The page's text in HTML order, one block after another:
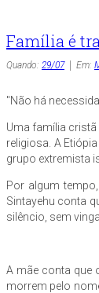
Família é
Quando: 29/07 Em:
"Não há
Uma família
religiosa. A
grupo extremista
Por algum
Sintayehu conta
silêncio, sem
A mãe conta que
morrem pelo